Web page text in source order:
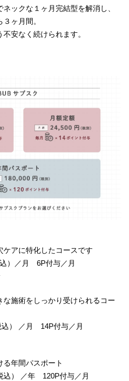
ックな１ヶ月完結型を解消し、
ヶ月間。
安なく続けられます。
アに特化したコースです
）／月 6P付与／月
施術をしっかり受けられるコー
） ／月 14P付与／月
年間パスポート
込） ／年 120P付与／月